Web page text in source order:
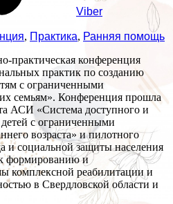
Viber
, Практика, Ранняя помощь
практическая конференция
практик по созданию
с ограниченными
семьям». Конференция прошла
АСИ «Система доступного и
с ограниченными
возраста» и пилотного
и социальной защиты населения
формированию и
комплексной реабилитации и
в Свердловской области и